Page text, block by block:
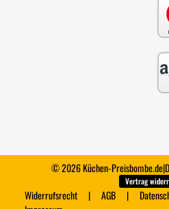
© 2026 Küchen-Preisbombe.de|
Vertrag
Widerrufsrecht AGB